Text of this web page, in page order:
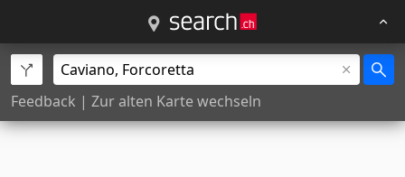
Feedback | Zur alten Karte wechseln